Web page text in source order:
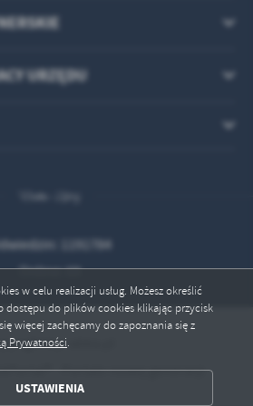
URZĘDU
1191784
Online: 69
by rabka.pl
- Portale nowej generacji
w celu realizacji usług. Możesz określić
dostępu do plików cookies klikając przycisk
więcej zachęcamy do zapoznania się z
Prywatności.
USTAWIENIA
pośredników prezentujących nasze
ofert, komunikatów mediów
ZAPISZ WYBRANE